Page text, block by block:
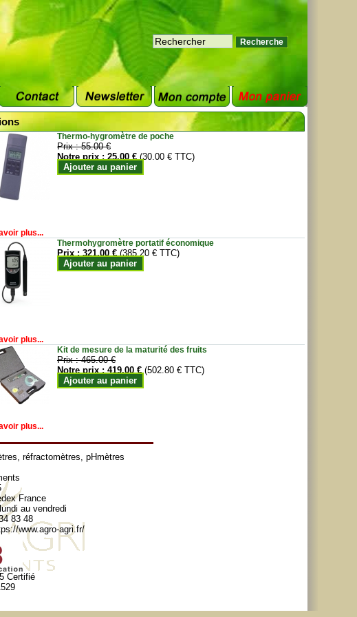
Thermo-hygromètre de poche
Prix :55.00 €
Notre prix :25.00 € (30.00 € TTC)
Ajouter au panier
plus...
Thermohygromètre portatif économique
Prix :321.00 € (385.20 € TTC)
Ajouter au panier
plus...
Kit de mesure de la maturité des fruits
Prix :465.00 €
Notre prix :419.00 € (502.80 € TTC)
Ajouter au panier
plus...
, réfractomètres, pHmètres
France
au vendredi
83 48
www.agro-agri.fr/
Certifié